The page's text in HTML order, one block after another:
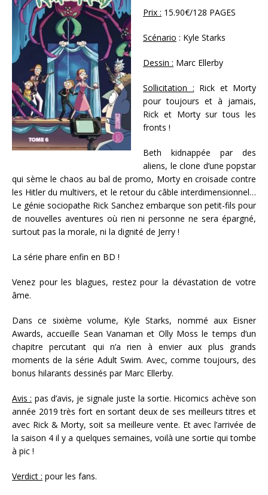
Prix : 15.90€/128 PAGES
Scénario : Kyle Starks
Dessin : Marc Ellerby
Sollicitation : Rick et Morty
pour toujours et à jamais,
Rick et Morty sur tous les
fronts !
Beth kidnappée par des
aliens, le clone d’une popstar
qui sème le chaos au bal de promo, Morty en croisade contre
les Hitler du multivers, et le retour du câble interdimensionnel…
Le génie sociopathe Rick Sanchez embarque son petit-fils pour
de nouvelles aventures où rien ni personne ne sera épargné,
surtout pas la morale, ni la dignité de Jerry !
La série phare enfin en BD !
Venez pour les blagues, restez pour la dévastation de votre
âme.
Dans ce sixième volume, Kyle Starks, nommé aux Eisner
Awards, accueille Sean Vanaman et Olly Moss le temps d’un
chapitre percutant qui n’a rien à envier aux plus grands
moments de la série Adult Swim. Avec, comme toujours, des
bonus hilarants dessinés par Marc Ellerby.
Avis : pas d’avis, je signale juste la sortie. Hicomics achève son
année 2019 très fort en sortant deux de ses meilleurs titres et
avec Rick & Morty, soit sa meilleure vente. Et avec l’arrivée de
la saison 4 il y a quelques semaines, voilà une sortie qui tombe
à pic !
Verdict : pour les fans.